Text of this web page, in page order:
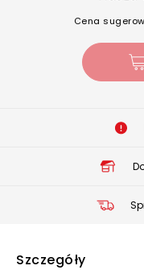
Cena
Szczegóły